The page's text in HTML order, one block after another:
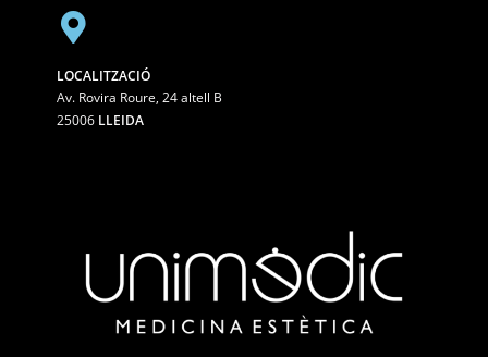
LOCALITZACIÓ
Av. Rovira Roure, 24 altell B
25006 LLEIDA